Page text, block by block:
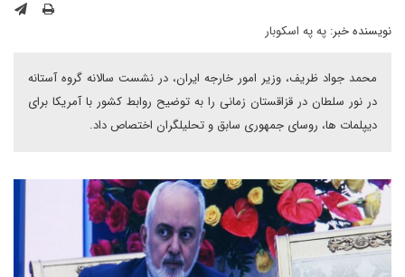
نویسنده خبر: په په اسکوبار
محمد جواد ظریف، وزیر امور خارجه ایران، در نشست سالانه گروه آستانه
در نور سلطان در قزاقستان زمانی را به توضیح روابط کشور با آمریکا برای
دیپلمات ها، روسای جمهوری سابق و تحلیلگران اختصاص داد.